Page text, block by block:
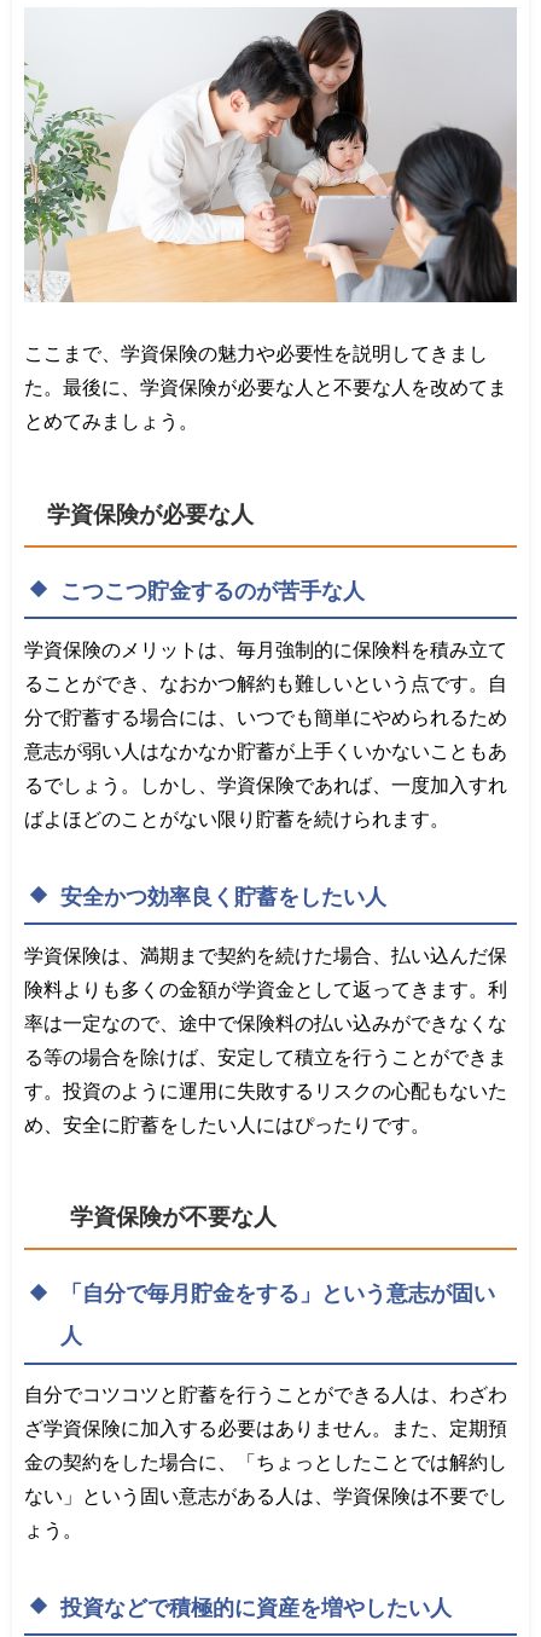
ここまで、学資保険の魅力や必要性を説明してきまし
た。最後に、学資保険が必要な人と不要な人を改めてま
とめてみましょう。
学資保険が必要な人
こつこつ貯金するのが苦手な人
学資保険のメリットは、毎月強制的に保険料を積み立て
ることができ、なおかつ解約も難しいという点です。自
分で貯蓄する場合には、いつでも簡単にやめられるため
意志が弱い人はなかなか貯蓄が上手くいかないこともあ
るでしょう。しかし、学資保険であれば、一度加入すれ
ばよほどのことがない限り貯蓄を続けられます。
安全かつ効率良く貯蓄をしたい人
学資保険は、満期まで契約を続けた場合、払い込んだ保
険料よりも多くの金額が学資金として返ってきます。利
率は一定なので、途中で保険料の払い込みができなくな
る等の場合を除けば、安定して積立を行うことができま
す。投資のように運用に失敗するリスクの心配もないた
め、安全に貯蓄をしたい人にはぴったりです。
学資保険が不要な人
「自分で毎月貯金をする」という意志が固い
人
自分でコツコツと貯蓄を行うことができる人は、わざわ
ざ学資保険に加入する必要はありません。また、定期預
金の契約をした場合に、「ちょっとしたことでは解約し
ない」という固い意志がある人は、学資保険は不要でし
ょう。
投資などで積極的に資産を増やしたい人